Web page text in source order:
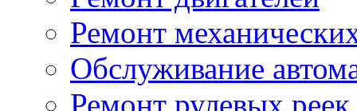
Ремонт
Обслуживание
Ремонт рулевых реек